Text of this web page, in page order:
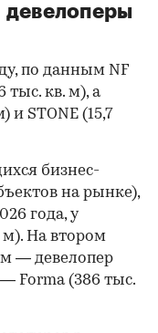
по данным NF
тыс. кв. м), а
и STONE (15,7
бизнес-
на рынке),
года, у
м). На втором
— девелопер
Forma (386 тыс.